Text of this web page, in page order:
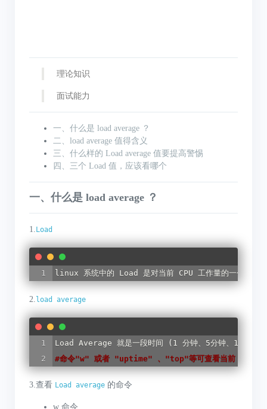
理论知识
面试能力
一、什么是 load average ？
二、load average 值得含义
三、什么样的 Load average 值要提高警惕
四、三个 Load 值，应该看哪个
一、什么是 load average ？
1. Load
linux 系统中的 Load 是对当前 CPU 工作量的一
2. load average
#命令"w" 或者 "uptime" 、"top"等可查看当前 load
3.查看 Load average 的命令
w 命令